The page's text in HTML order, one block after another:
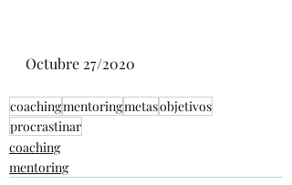
Octubre 27/2020
coachingmentoringmetasobjetivos
procrastinar
coaching
mentoring